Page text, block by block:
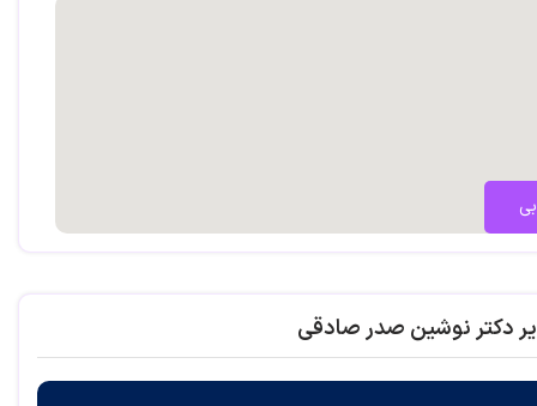
دکتر نوشین صدر صادقی